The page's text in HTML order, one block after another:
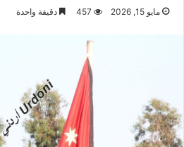
مايو 15, 2026 457 دقيقة واحدة